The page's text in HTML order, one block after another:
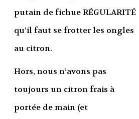
putain de fichue RÉGULARITÉ
qu’il faut se frotter les ongles
au citron.
Hors, nous n’avons pas
toujours un citron frais à
portée de main (et